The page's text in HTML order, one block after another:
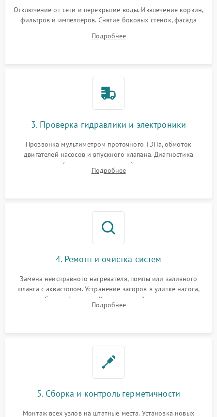
Отключение от сети и перекрытие воды. Извлечение корзин,
фильтров и импеллеров. Снятие боковых стенок, фасада
циркуляционному насосу, ТЭНу и сливной помпе.
Подробнее
3. Проверка гидравлики и электроники
Прозвонка мультиметром проточного ТЭНа, обмоток
двигателей насосов и впускного клапана. Диагностика
прессостата (датчика уровня воды), датчика мутности,
концевика дверцы и электронного модуля управления.
Подробнее
4. Ремонт и очистка систем
Замена неисправного нагревателя, помпы или заливного
шланга с аквастопом. Устранение засоров в улитке насоса,
патрубках и фильтрах. Компонентный ремонт платы
управления, восстановление поврежденной проводки.
Подробнее
5. Сборка и контроль герметичности
Монтаж всех узлов на штатные места. Установка новых